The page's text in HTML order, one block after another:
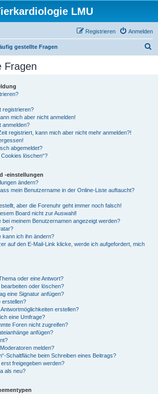
LMU
Anmelden
Registrieren
gestellte Fragen
Fragen
registrieren?
mich aber nicht anmelden!
anmelden?
registriert, kann mich aber nicht mehr anmelden?!
abgemeldet?
löschen“?
-einstellungen
ändern?
mein Benutzername in der Online-Liste auftaucht?
aber die Forenuhr geht immer noch falsch!
Board nicht zur Auswahl!
bei meinem Benutzernamen angezeigt werden?
kann ich ihn ändern?
auf den E-Mail-Link klicke, werde ich aufgefordert, mich
oder eine Antwort?
oder löschen?
eine Signatur anfügen?
erstellen?
erstellen?
eine Umfrage?
Foren nicht zugreifen?
anfügen?
melden?
Schaltfläche beim Schreiben eines Beitrags?
freigegeben werden?
als neu?